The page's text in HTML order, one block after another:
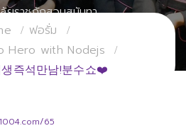
ยราชภัฏสวนสุนันทา
ฟอรั่ม
Hero with Nodejs
즉석만남!분수쇼❤️
65